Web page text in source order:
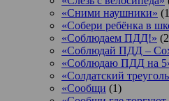
«Сними наушники»
«Собери ребёнка в
«Соблюдаем ПДД!»
«Соблюдай ПДД –
«Соблюдаю ПДД на
«Солдатский
«Сообщи (1)